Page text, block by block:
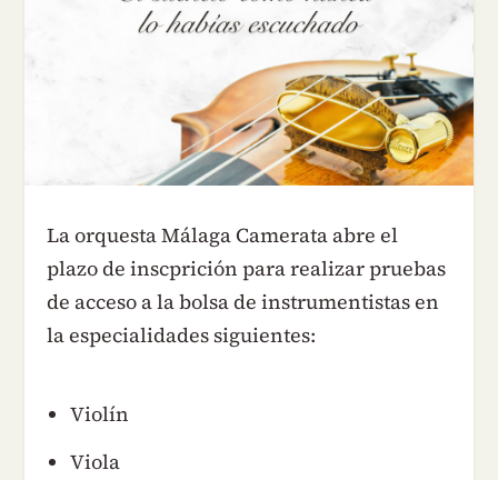
La orquesta Málaga Camerata abre el
plazo de inscprición para realizar pruebas
de acceso a la bolsa de instrumentistas en
la especialidades siguientes:
Violín
Viola